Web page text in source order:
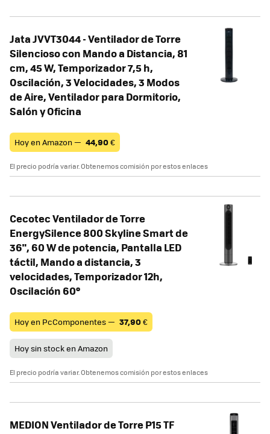
Jata JVVT3044 - Ventilador de Torre
Silencioso con Mando a Distancia, 81
cm, 45 W, Temporizador 7,5 h,
Oscilación, 3 Velocidades, 3 Modos
de Aire, Ventilador para Dormitorio,
Salón y Oficina
Hoy en Amazon — 44,90€
El precio podría variar. Obtenemos comisión por estos enlaces
Cecotec Ventilador de Torre
EnergySilence 800 Skyline Smart de
36", 60 W de potencia, Pantalla LED
táctil, Mando a distancia, 3
velocidades, Temporizador 12h,
Oscilación 60º
Hoy en PcComponentes — 37,90€
Hoy sin stock en Amazon
El precio podría variar. Obtenemos comisión por estos enlaces
MEDION Ventilador de Torre P15 TF